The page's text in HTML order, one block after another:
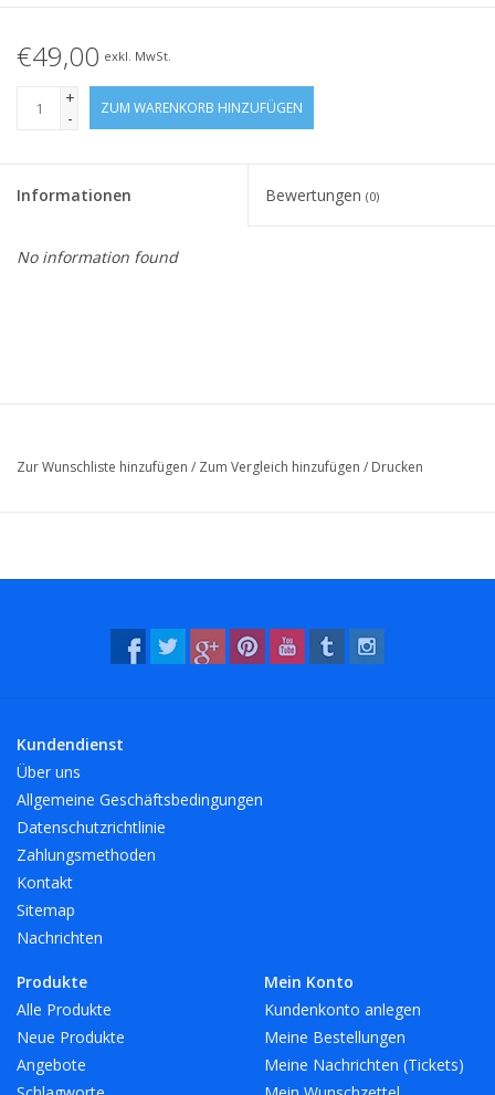
€49,00 exkl. MwSt.
+
-
ZUM WARENKORB HINZUFÜGEN
Informationen Bewertungen (0)
No information found
Zur Wunschliste hinzufügen / Zum Vergleich hinzufügen / Drucken
Kundendienst
Über uns
Allgemeine Geschäftsbedingungen
Datenschutzrichtlinie
Zahlungsmethoden
Kontakt
Sitemap
Nachrichten
Produkte
Alle Produkte
Neue Produkte
Angebote
Mein Konto
Kundenkonto anlegen
Meine Bestellungen
Meine Nachrichten (Tickets)